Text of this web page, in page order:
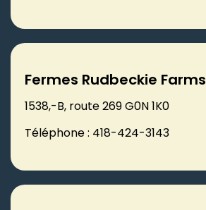
Fermes Rudbeckie Farms
1538,-B, route 269 G0N 1K0
Téléphone : 418-424-3143